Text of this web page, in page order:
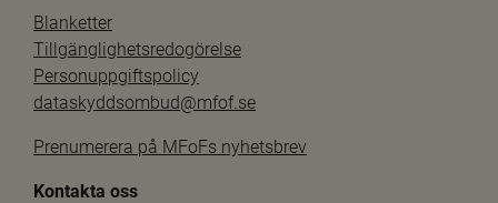
Blanketter
Tillgänglighetsredogörelse
Personuppgiftspolicy
dataskyddsombud@mfof.se
Prenumerera på MFoFs nyhetsbrev
Kontakta oss